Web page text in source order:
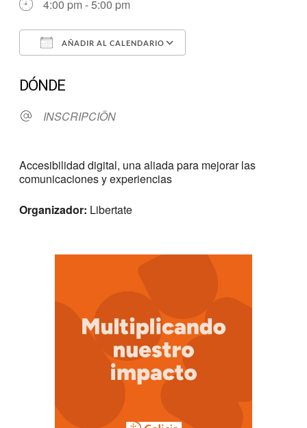
4:00 pm - 5:00 pm
AÑADIR AL CALENDARIO
DÓNDE
INSCRIPCIÖN
Accesibilidad digital, una aliada para mejorar las
comunicaciones y experiencias
Organizador: Libertate